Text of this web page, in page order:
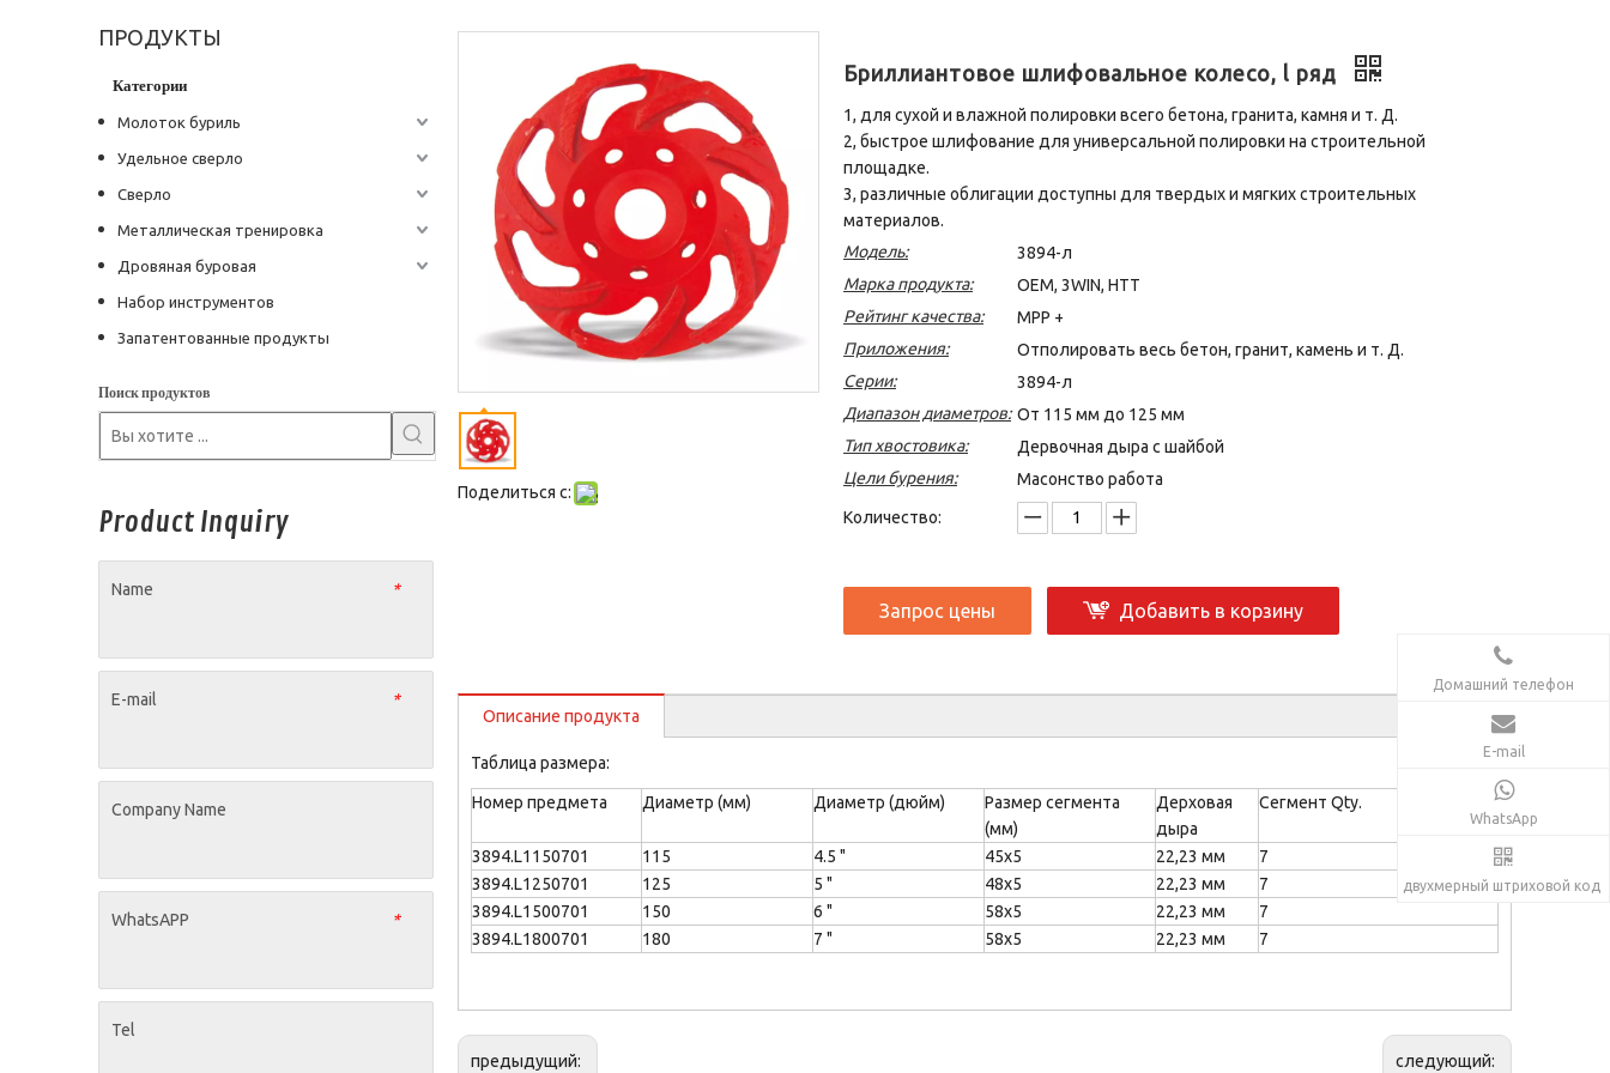
ПРОДУКТЫ
Категории
Молоток буриль
Удельное сверло
Сверло
Металлическая тренировка
Дровяная буровая
Набор инструментов
Запатентованные продукты
Поиск продуктов
Product Inquiry
*
Name
*
E-mail
Company Name
*
WhatsAPP
Tel
Поделиться с:
Бриллиантовое шлифовальное колесо, l ряд
1, для сухой и влажной полировки всего бетона, гранита, камня и т. Д.
2, быстрое шлифование для универсальной полировки на строительной
площадке.
3, различные облигации доступны для твердых и мягких строительных
материалов.
Модель:
3894-л
Марка продукта:
OEM, 3WIN, HTT
Рейтинг качества:
MPP +
Приложения:
Отполировать весь бетон, гранит, камень и т. Д.
Серии:
3894-л
Диапазон диаметров: От 115 мм до 125 мм
Тип хвостовика:
Дервочная дыра с шайбой
Цели бурения:
Масонство работа
Количество:
Запрос цены Добавить в корзину
Описание продукта
Таблица размера:
Номер предмета Диаметр (мм) Диаметр (дюйм)
Размер сегмента
(мм)
Дерховая
дыра
Сегмент Qty.
3894.L1150701 115 4.5 " 45x5 22,23 мм
7
3894.L1250701
125 5 " 48x5 22,23 мм
7
3894.L1500701
150 6 " 58x5 22,23 мм
7
3894.L1800701
180 7 " 58x5 22,23 мм 7
предыдущий: следующий:
Домашний телефон
E-mail
WhatsApp
двухмерный штриховой код